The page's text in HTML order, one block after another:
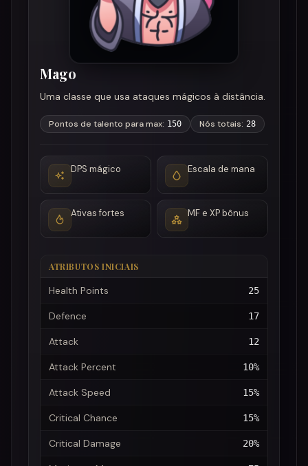
Mago
Uma classe que usa ataques mágicos à distância.
Pontos de talento para max: 150 Nós totais: 28
DPS mágico Escala de mana
Ativas fortes MF e XP bônus
ATRIBUTOS INICIAIS
Health Points 25
Defence 17
Attack 12
Attack Percent 10%
Attack Speed 15%
Critical Chance 15%
Critical Damage 20%